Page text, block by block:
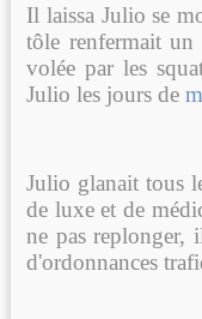
Il laissa Julio se
tôle renfermait
volée par les
Julio les jours de
Julio glanait tous
de luxe et de
ne pas replonger,
d'ordonnances